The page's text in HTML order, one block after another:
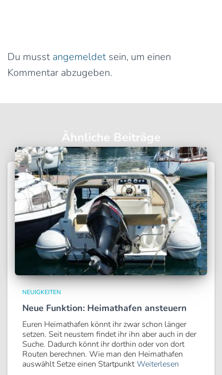
Du musst angemeldet sein, um einen
Kommentar abzugeben.
Ähnliche Beiträge
NEUIGKEITEN
Neue Funktion: Heimathafen ansteuern
Euren Heimathafen könnt ihr zwar schon länger
setzen. Seit neustem findet ihr ihn aber auch in der
Suche. Dadurch könnt ihr dorthin oder von dort
Routen berechnen. Wie man den Heimathafen
auswählt Setze einen Startpunkt Weiterlesen